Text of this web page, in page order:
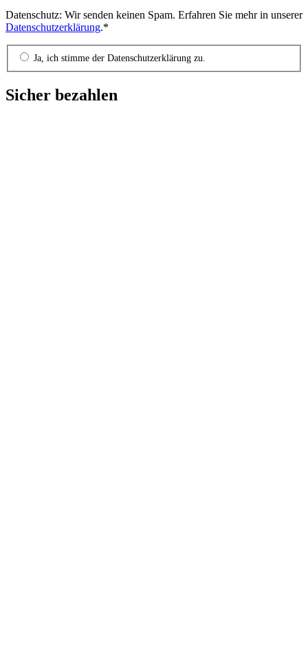
Datenschutz: Wir senden keinen Spam. Erfahren Sie mehr in unserer
Datenschutzerklärung.*
Ja, ich stimme der Datenschutzerklärung zu.
Sicher bezahlen